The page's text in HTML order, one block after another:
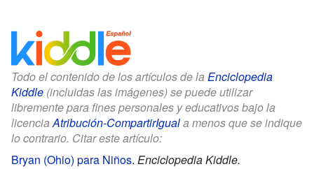
Todo el contenido de los artículos de la Enciclopedia
Kiddle (incluidas las imágenes) se puede utilizar
libremente para fines personales y educativos bajo la
licenciaAtribución-CompartirIguala menos que se indique
lo contrario. Citar este artículo:
Bryan (Ohio) para Niños. Enciclopedia Kiddle.